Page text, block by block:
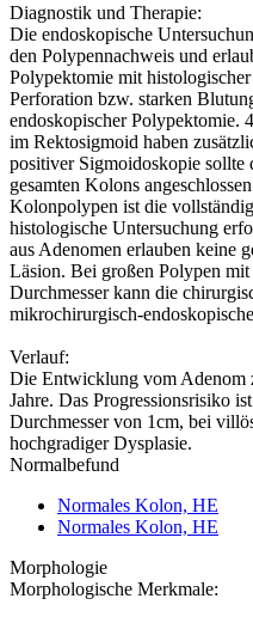
Diagnostik und Therapie:
Die endoskopische
den Polypennachweis und
Polypektomie mit
Perforation bzw. starken
endoskopischer Polypektomie.
im Rektosigmoid haben
positiver Sigmoidoskopie sollte
gesamten Kolons
Kolonpolypen ist die
histologische Untersuchung
aus Adenomen erlauben keine
Läsion. Bei großen Polypen
Durchmesser kann die
mikrochirurgisch-
Verlauf:
Die Entwicklung vom Adenom
Jahre. Das Progressionsrisiko
Durchmesser von 1cm, bei
hochgradiger Dysplasie.
Normalbefund
Normales Kolon, HE
Normales Kolon, HE
Morphologie
Morphologische Merkmale: